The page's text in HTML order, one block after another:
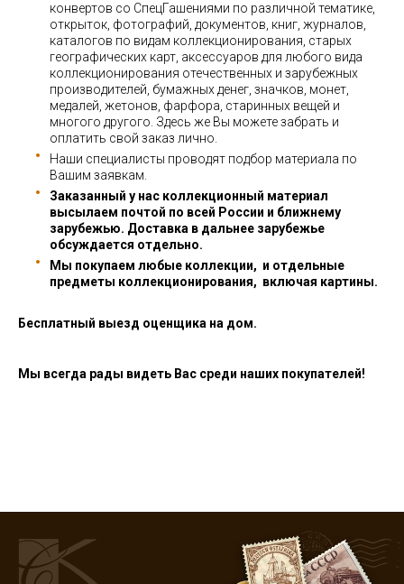
конвертов со СпецГашениями по различной тематике,
открыток, фотографий, документов, книг, журналов,
каталогов по видам коллекционирования, старых
географических карт, аксессуаров для любого вида
коллекционирования отечественных и зарубежных
производителей, бумажных денег, значков, монет,
медалей, жетонов, фарфора, старинных вещей и
многого другого. Здесь же Вы можете забрать и
оплатить свой заказ лично.
Наши специалисты проводят подбор материала по
Вашим заявкам.
Заказанный у нас коллекционный материал
высылаем почтой по всей России и ближнему
зарубежью. Доставка в дальнее зарубежье
обсуждается отдельно.
Мы покупаем любые коллекции, и отдельные
предметы коллекционирования, включая картины.
Бесплатный выезд оценщика на дом.
Мы всегда рады видеть Вас среди наших покупателей!